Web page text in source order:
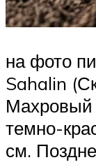
на фото
Sahalin
Махровый
темно-
см.